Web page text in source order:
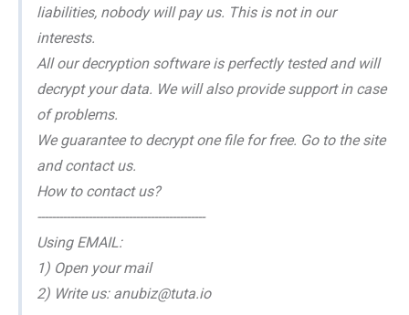
liabilities, nobody will pay us. This is not in our
interests.
All our decryption software is perfectly tested and will
decrypt your data. We will also provide support in case
of problems.
We guarantee to decrypt one file for free. Go to the site
and contact us.
How to contact us?
----------------------------------------------
Using EMAIL:
1) Open your mail
2) Write us: anubiz@tuta.io